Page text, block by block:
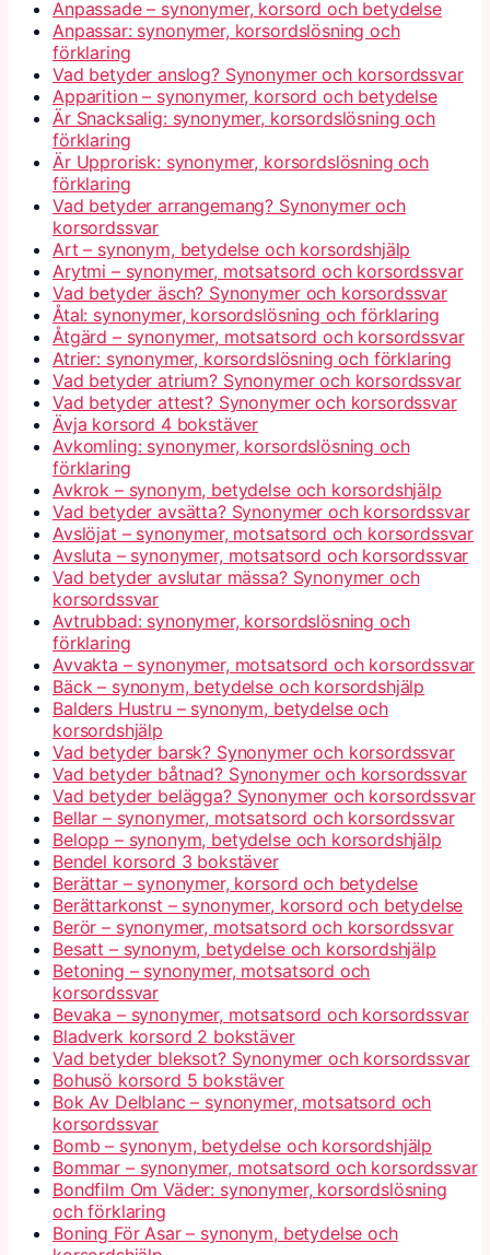
Anpassade – synonymer, korsord och betydelse
Anpassar: synonymer, korsordslösning och
förklaring
Vad betyder anslog? Synonymer och korsordssvar
Apparition – synonymer, korsord och betydelse
Är Snacksalig: synonymer, korsordslösning och
förklaring
Är Upprorisk: synonymer, korsordslösning och
förklaring
Vad betyder arrangemang? Synonymer och
korsordssvar
Art – synonym, betydelse och korsordshjälp
Arytmi – synonymer, motsatsord och korsordssvar
Vad betyder äsch? Synonymer och korsordssvar
Åtal: synonymer, korsordslösning och förklaring
Åtgärd – synonymer, motsatsord och korsordssvar
Atrier: synonymer, korsordslösning och förklaring
Vad betyder atrium? Synonymer och korsordssvar
Vad betyder attest? Synonymer och korsordssvar
Ävja korsord 4 bokstäver
Avkomling: synonymer, korsordslösning och
förklaring
Avkrok – synonym, betydelse och korsordshjälp
Vad betyder avsätta? Synonymer och korsordssvar
Avslöjat – synonymer, motsatsord och korsordssvar
Avsluta – synonymer, motsatsord och korsordssvar
Vad betyder avslutar mässa? Synonymer och
korsordssvar
Avtrubbad: synonymer, korsordslösning och
förklaring
Avvakta – synonymer, motsatsord och korsordssvar
Bäck – synonym, betydelse och korsordshjälp
Balders Hustru – synonym, betydelse och
korsordshjälp
Vad betyder barsk? Synonymer och korsordssvar
Vad betyder båtnad? Synonymer och korsordssvar
Vad betyder belägga? Synonymer och korsordssvar
Bellar – synonymer, motsatsord och korsordssvar
Belopp – synonym, betydelse och korsordshjälp
Bendel korsord 3 bokstäver
Berättar – synonymer, korsord och betydelse
Berättarkonst – synonymer, korsord och betydelse
Berör – synonymer, motsatsord och korsordssvar
Besatt – synonym, betydelse och korsordshjälp
Betoning – synonymer, motsatsord och
korsordssvar
Bevaka – synonymer, motsatsord och korsordssvar
Bladverk korsord 2 bokstäver
Vad betyder bleksot? Synonymer och korsordssvar
Bohusö korsord 5 bokstäver
Bok Av Delblanc – synonymer, motsatsord och
korsordssvar
Bomb – synonym, betydelse och korsordshjälp
Bommar – synonymer, motsatsord och korsordssvar
Bondfilm Om Väder: synonymer, korsordslösning
och förklaring
Boning För Asar – synonym, betydelse och